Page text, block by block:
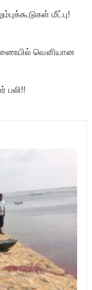
மீட்பு!
வௌியான
பலி!!